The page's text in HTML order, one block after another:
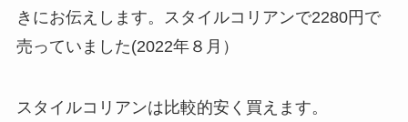
きにお伝えします。スタイルコリアンで2280円で
売っていました(2022年８月）
スタイルコリアンは比較的安く買えます。